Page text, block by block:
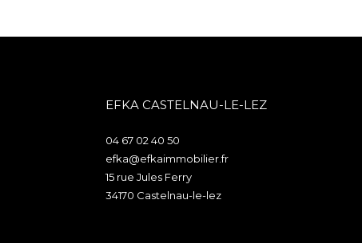
EFKA CASTELNAU-LE-LEZ
04 67 02 40 50
efka@efkaimmobilier.fr
15 rue Jules Ferry
34170
castelnau-le-lez